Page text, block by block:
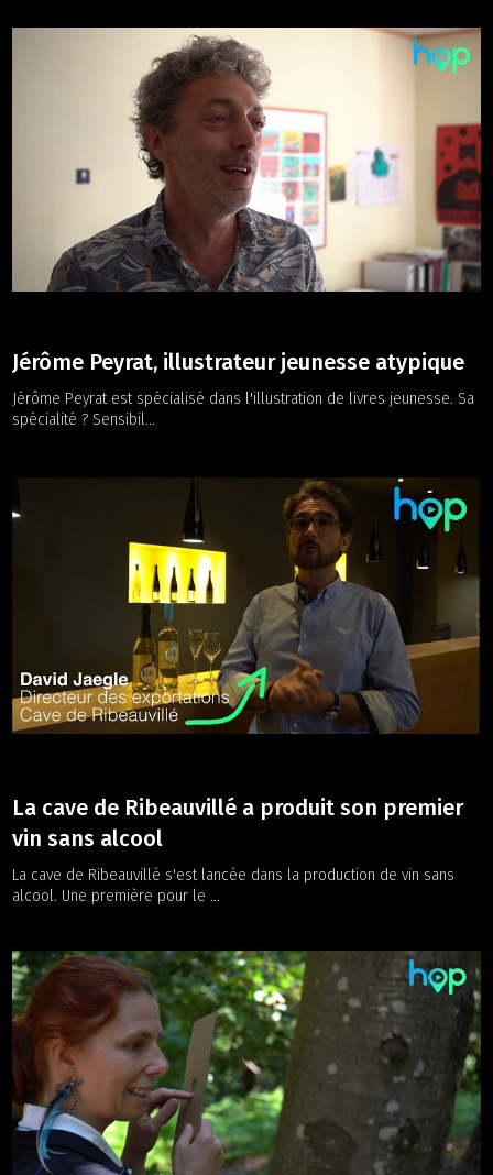
Jérôme Peyrat, illustrateur jeunesse atypique
Jérôme Peyrat est spécialisé dans l'illustration de livres jeunesse. Sa
spécialité ? Sensibil...
La cave de Ribeauvillé a produit son premier
vin sans alcool
La cave de Ribeauvillé s'est lancée dans la production de vin sans
alcool. Une première pour le ...